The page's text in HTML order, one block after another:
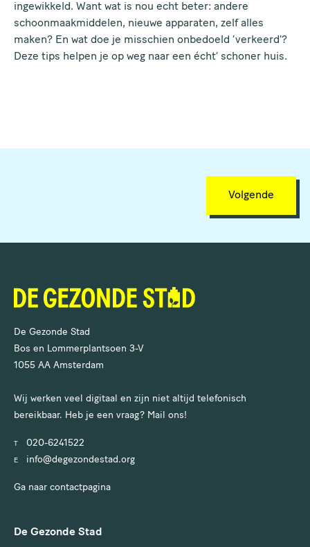
ingewikkeld. Want wat is nou echt beter: andere
schoonmaakmiddelen, nieuwe apparaten, zelf alles
maken? En wat doe je misschien onbedoeld ‘verkeerd’?
Deze tips helpen je op weg naar een écht’ schoner huis.
Volgende
De Gezonde Stad
Bos en Lommerplantsoen 3-V
1055 AA Amsterdam
Wij werken veel digitaal en zijn niet altijd telefonisch
bereikbaar. Heb je een vraag? Mail ons!
T 020-6241522
E info@degezondestad.org
Ga naar contactpagina
De Gezonde Stad